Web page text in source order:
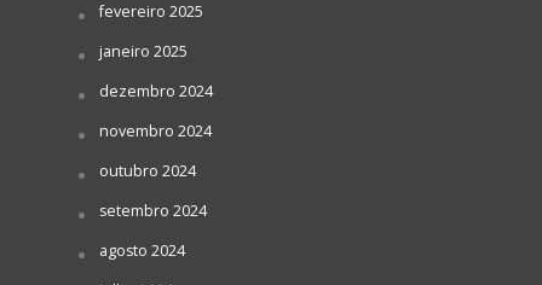
fevereiro 2025
janeiro 2025
dezembro 2024
novembro 2024
outubro 2024
setembro 2024
agosto 2024